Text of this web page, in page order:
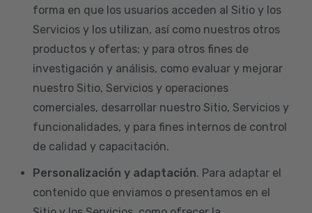
forma en que los usuarios acceden al Sitio y los
Servicios y los utilizan, así como nuestros otros
productos y ofertas; y para otros fines de
investigación y análisis, como evaluar y mejorar
nuestro Sitio, Servicios y operaciones
comerciales, desarrollar nuestro Sitio, Servicios y
funcionalidades, y para fines internos de control
de calidad y capacitación.
Personalización y adaptación. Para adaptar el
contenido que enviamos o presentamos en el